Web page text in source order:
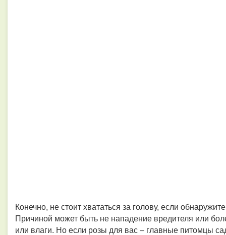
Конечно, не стоит хвататься за голову, если
Причиной может быть не нападение вредителя или
или влаги. Но если розы для вас – главные питомцы